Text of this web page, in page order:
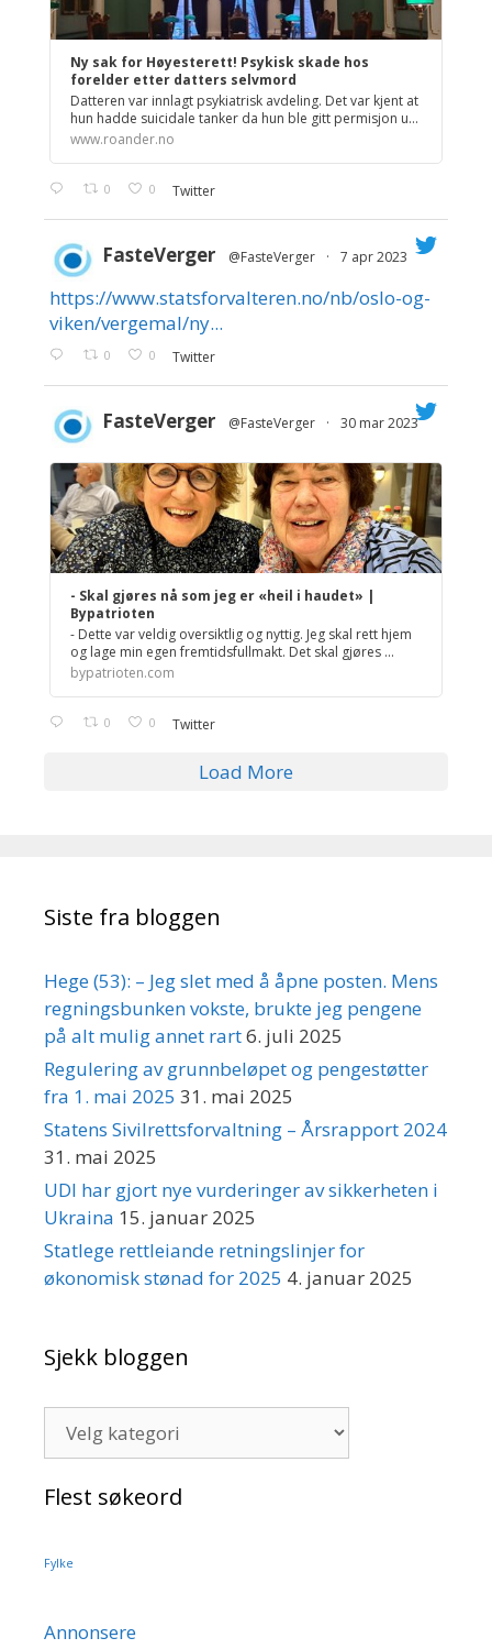
Ny sak for Høyesterett! Psykisk skade hos
forelder etter datters selvmord
Datteren var innlagt psykiatrisk avdeling. Det var kjent at
hun hadde suicidale tanker da hun ble gitt permisjon u...
www.roander.no
0 0 Twitter
;
FasteVerger @FasteVerger · 7 apr 2023
https://www.statsforvalteren.no/nb/oslo-og-
viken/vergemal/ny...
0 0 Twitter
;
FasteVerger @FasteVerger · 30 mar 2023
- Skal gjøres nå som jeg er «heil i haudet» |
Bypatrioten
- Dette var veldig oversiktlig og nyttig. Jeg skal rett hjem
og lage min egen fremtidsfullmakt. Det skal gjøres ...
bypatrioten.com
0 0 Twitter
Load More
Siste fra bloggen
Hege (53): – Jeg slet med å åpne posten. Mens
regningsbunken vokste, brukte jeg pengene
på alt mulig annet rart6. juli 2025
Regulering av grunnbeløpet og pengestøtter
fra 1. mai 2025 31. mai 2025
Statens Sivilrettsforvaltning – Årsrapport 2024
31. mai 2025
UDI har gjort nye vurderinger av sikkerheten i
Ukraina 15. januar 2025
Statlege rettleiande retningslinjer for
økonomisk stønad for 2025 4. januar 2025
Sjekk bloggen
bloggen
Flest søkeord
Fylke
Annonsere